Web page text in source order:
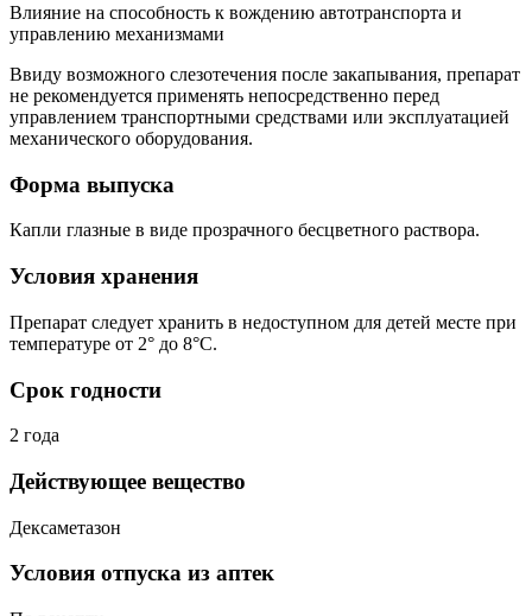
Влияние на способность к вождению автотранспорта и
управлению механизмами
Ввиду возможного слезотечения после закапывания, препарат
не рекомендуется применять непосредственно перед
управлением транспортными средствами или эксплуатацией
механического оборудования.
Форма выпуска
Капли глазные в виде прозрачного бесцветного раствора.
Условия хранения
Препарат следует хранить в недоступном для детей месте при
температуре от 2° до 8°С.
Срок годности
2 года
Действующее вещество
Дексаметазон
Условия отпуска из аптек